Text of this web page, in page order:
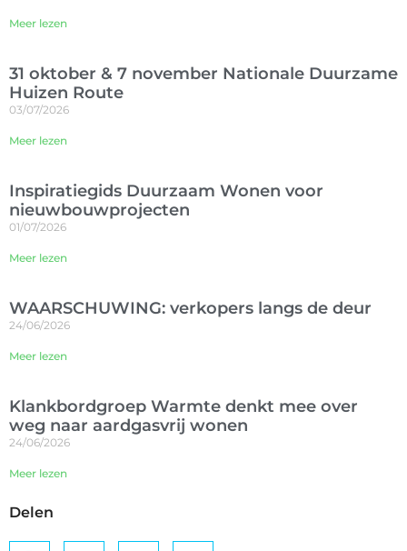
Meer lezen
31 oktober & 7 november Nationale Duurzame
Huizen Route
03/07/2026
Meer lezen
Inspiratiegids Duurzaam Wonen voor
nieuwbouwprojecten
01/07/2026
Meer lezen
WAARSCHUWING: verkopers langs de deur
24/06/2026
Meer lezen
Klankbordgroep Warmte denkt mee over
weg naar aardgasvrij wonen
24/06/2026
Meer lezen
Delen